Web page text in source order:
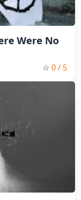
Were No
☆ 0/ 5